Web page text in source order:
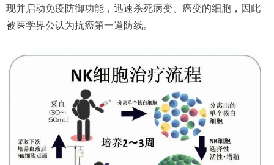
现并启动免疫防御功能，迅速杀死病变、癌变的细胞，因此
被医学界公认为抗癌第一道防线。